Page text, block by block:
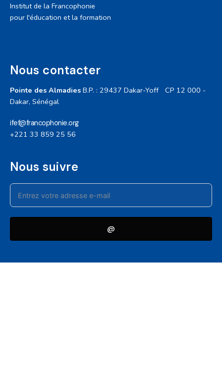
Institut de la Francophonie
pour l'éducation et la formation
Nous contacter
Pointe des Almadies B.P. : 29437 Dakar-Yoff CP 12 000 -
Dakar, Sénégal
ifef@francophonie.org
+221 33 859 25 56
Nous suivre
@